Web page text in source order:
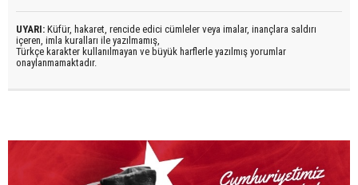
UYARI: Küfür, hakaret, rencide edici cümleler veya imalar, inançlara saldırı
içeren, imla kuralları ile yazılmamış,
Türkçe karakter kullanılmayan ve büyük harflerle yazılmış yorumlar
onaylanmamaktadır.